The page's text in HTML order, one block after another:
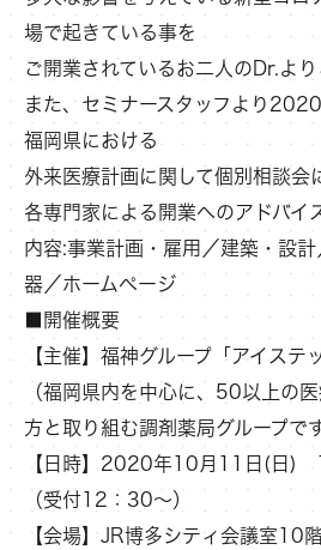
場で起きている事を
ご開業されているお二人のDr.より
また、セミナースタッフより
福岡県における
外来医療計画に関して個別相談会
各専門家による開業へのアドバイ
内容:事業計画・雇用／建築・設
器／ホームページ
■開催概要
【主催】福神グループ「アイステッ
（福岡県内を中心に、50以上の
方と取り組む調剤薬局グループです
【日時】2020年10月11日(日)
（受付12：30～）
【会場】JR博多シティ会議室10